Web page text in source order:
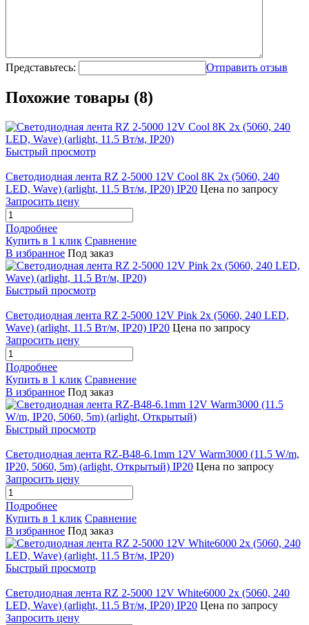
Представьтесь: Отправить отзыв
Похожие товары (8)
Быстрый просмотр
Светодиодная лента RZ 2-5000 12V Cool 8K 2x (5060, 240
LED, Wave) (arlight, 11.5 Вт/м, IP20) IP20 Цена по запросу
Запросить цену
Подробнее
Купить в 1 клик Сравнение
В избранное Под заказ
Быстрый просмотр
Светодиодная лента RZ 2-5000 12V Pink 2x (5060, 240 LED,
Wave) (arlight, 11.5 Вт/м, IP20) IP20 Цена по запросу
Запросить цену
Подробнее
Купить в 1 клик Сравнение
В избранное Под заказ
Быстрый просмотр
Светодиодная лента RZ-B48-6.1mm 12V Warm3000 (11.5 W/m,
IP20, 5060, 5m) (arlight, Открытый) IP20 Цена по запросу
Запросить цену
Подробнее
Купить в 1 клик Сравнение
В избранное Под заказ
Быстрый просмотр
Светодиодная лента RZ 2-5000 12V White6000 2x (5060, 240
LED, Wave) (arlight, 11.5 Вт/м, IP20) IP20 Цена по запросу
Запросить цену